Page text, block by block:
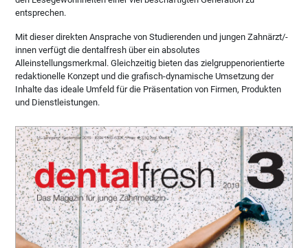
entsprechen.
Mit dieser direkten Ansprache von Studierenden und jungen Zahnärzt/-
innen verfügt die dentalfresh über ein absolutes
Alleinstellungsmerkmal. Gleichzeitig bieten das zielgruppenorientierte
redaktionelle Konzept und die grafisch-dynamische Umsetzung der
Inhalte das ideale Umfeld für die Präsentation von Firmen, Produkten
und Dienstleistungen.